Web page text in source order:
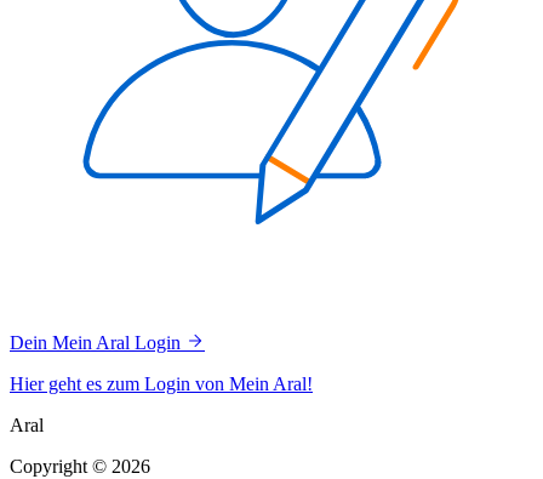
Dein Mein Aral Login
Hier geht es zum Login von Mein Aral!
Aral
Copyright © 2026